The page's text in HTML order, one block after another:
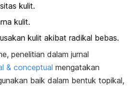
kulit.
kulit.
kulit akibat radikal bebas.
, penelitian dalam jurnal
& conceptual mengatakan
baik dalam bentuk topikal,